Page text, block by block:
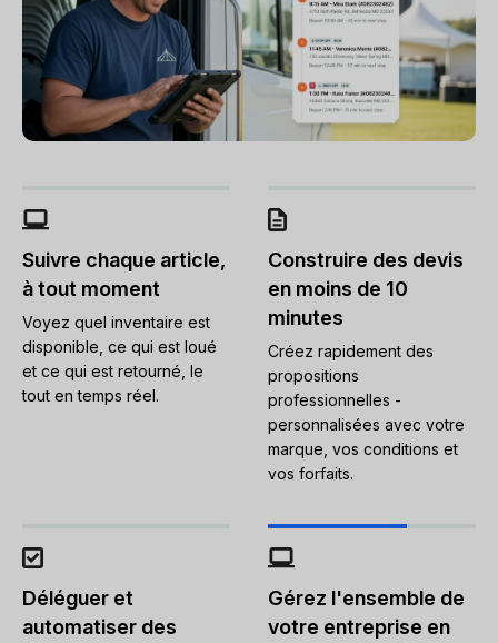
Suivre chaque article,
à tout moment
Voyez quel inventaire est
disponible, ce qui est loué
et ce qui est retourné, le
tout en temps réel.
Construire des devis
en moins de 10
minutes
Créez rapidement des
propositions
professionnelles -
personnalisées avec votre
marque, vos conditions et
vos forfaits.
Déléguer et
automatiser des
Gérez l'ensemble de
votre entreprise en